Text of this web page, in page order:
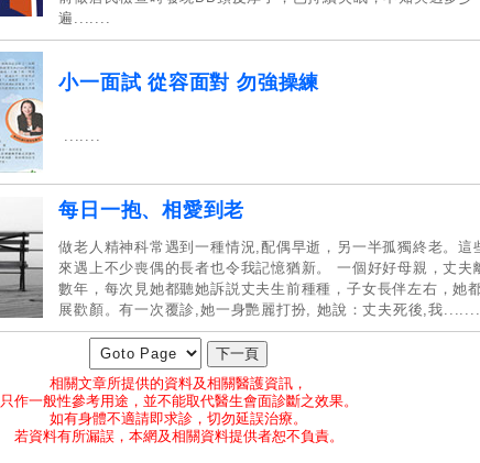
遍.......
小一面試 從容面對 勿強操練
.......
每日一抱、相愛到老
做老人精神科常遇到一種情況,配偶早逝，另一半孤獨終老。這
來遇上不少喪偶的長者也令我記憶猶新。 一個好好母親，丈夫
數年，每次見她都聽她訴説丈夫生前種種，子女長伴左右，她
展歡顏。有一次覆診,她一身艷麗打扮, 她說：丈夫死後,我.......
相關文章所提供的資料及相關醫護資訊，
只作一般性參考用途，並不能取代醫生會面診斷之效果。
如有身體不適請即求診，切勿延誤治療。
若資料有所漏誤，本網及相關資料提供者恕不負責。